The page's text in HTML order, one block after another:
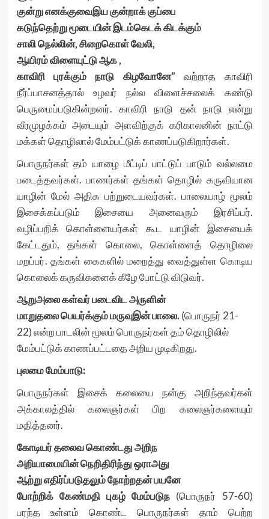
குன்று எனக்குவைஇய குன்றாக் குப்பை
கடுந்தெற்று மூடையின் இடம்கெடக் கிடக்கும்
சாலி நெல்லின், சிறைகொள் வேலி,
ஆயிரம் விளையுட்டு ஆக ,
காவிரி புரக்கும் நாடு கிழவோனே”வற்றாத காவிரி
நீர்ப்பாசனத்தால் உழவர் நல்ல விளைச்சலைக் கண்டு
பெருமைப்படுகின்றனர். காவிரி நாடு தன் நாடு என்று
வீரமுழக்கம் அடையும் அளவிற்குக் கரிகாலனின் நாட்டு
மக்கள் தொழிலால் மேம்பட்டுக் காணப்படுகிறார்கள்.
பொருநர்கள் தம் யாழை மீட்டிப் பாட்டுப் பாடும் வல்லமை
படைத்தவர்கள். பாணர்கள் தங்கள் தொழில் கருவியான
யாழின் மேல் அதிக பற்றுடையவர்கள். பாலையாழ் மூலம்
இசைக்கப்படும் இசையை அனைவரும் இரசிப்பர்.
வழிப்பறிக் கொள்ளையர்கள் கூட யாழின் இசையைக்
கேட்டதும், தங்கள் கொலை, கொள்ளைத் தொழிலை
மறப்பர். தங்கள் கைகளில் மறைத்து வைத்துள்ள கொடிய
கொலைக் கருவிகளைக் கீழே போட்டு விடுவர்.
ஆறுஅலை கள்வர் படைவிட அருளின்
மாறுதலை பெயர்க்கும் மருவுஇன் பாலை.(பொருநர் 21-
22) என்ற பாடலின் மூலம் பொருநர்கள் தம் தொழிலில்
மேம்பட்டுக் காணப்பட்டதை அறிய முடிகிறது.
புலமை மேம்பாடு:
பொருநர்கள் இசைக் கலையை நன்கு அறிந்தவர்கள்
அக்காலத்தில் கலைஞர்கள் பிற கலைஞர்களையும்
மதித்தனர்.
கோடியர் தலைவ கொண்டது அறிந
அறியாமையின் நெறிதிரிந்து ஒராஅது
ஆற்று எதிர்ப்படுதலும் நோற்றதன் பயனே
போற்றிக் கேண்மதி புகழ் மேம்படுந (பொருநர் 57-60)
பரந்த உள்ளம் கொண்ட பொருநர்கள் தாம் பெற்ற